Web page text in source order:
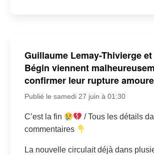
Guillaume Lemay-Thivierge
Bégin viennent
confirmer leur rupture
Publié le samedi 27 juin à 01:30
C’est la fin
/ Tous les détails
commentaires
La nouvelle circulait déjà dans